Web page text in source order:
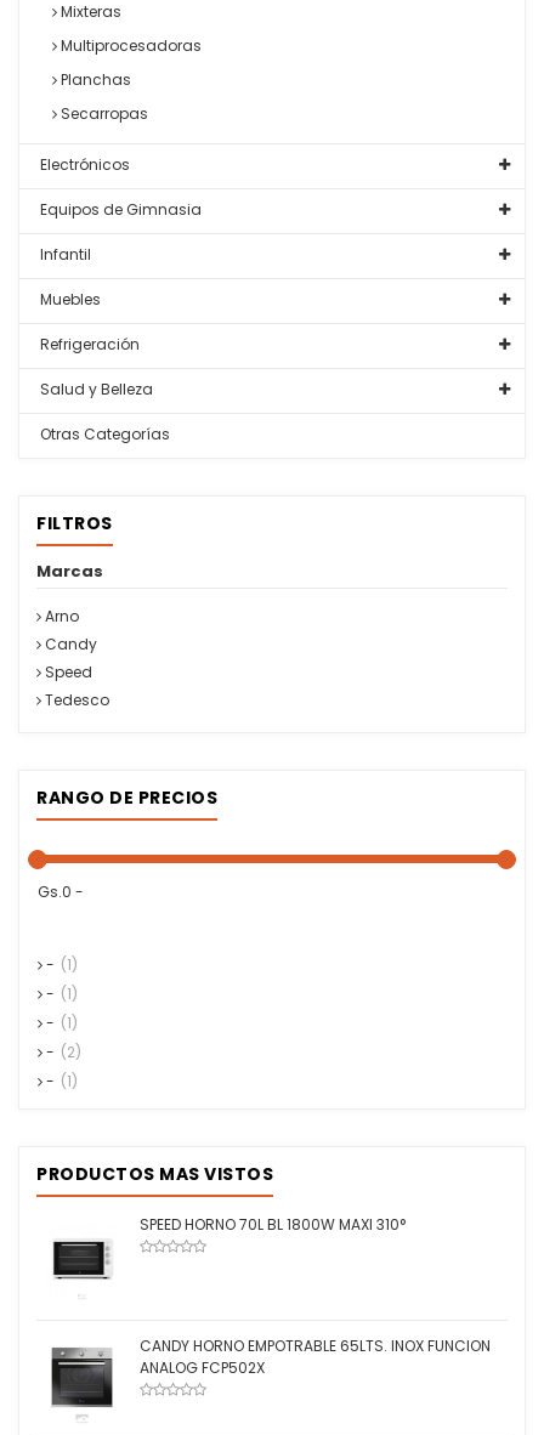
Mixteras
Multiprocesadoras
Planchas
Secarropas
Electrónicos
Equipos de Gimnasia
Infantil
Muebles
Refrigeración
Salud y Belleza
Otras Categorías
FILTROS
Marcas
Arno
Candy
Speed
Tedesco
RANGO DE PRECIOS
Gs.0 -
- (1)
- (1)
- (1)
- (2)
- (1)
PRODUCTOS MAS VISTOS
SPEED HORNO 70L BL 1800W MAXI 310°
CANDY HORNO EMPOTRABLE 65LTS. INOX FUNCION
ANALOG FCP502X